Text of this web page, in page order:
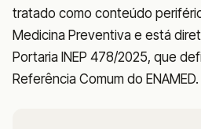
tratado como conteúdo
Medicina Preventiva e está
Portaria INEP 478/2025, que
Referência Comum do ENAMED.